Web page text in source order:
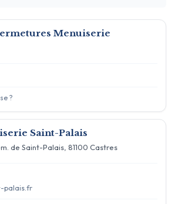
Menuiserie
?
Saint-Palais
de Saint-Palais, 81100 Castres
palais.fr